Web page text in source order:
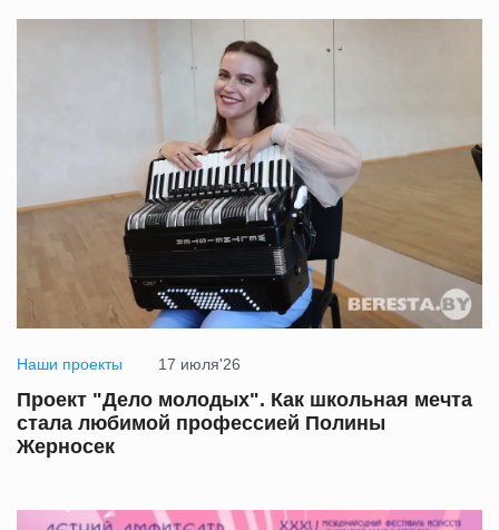
Наши проекты 17 июля'26
Проект "Дело молодых". Как школьная мечта
стала любимой профессией Полины
Жерносек